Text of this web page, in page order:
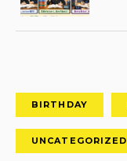
BIRTHDAY
UNCATEGORIZED